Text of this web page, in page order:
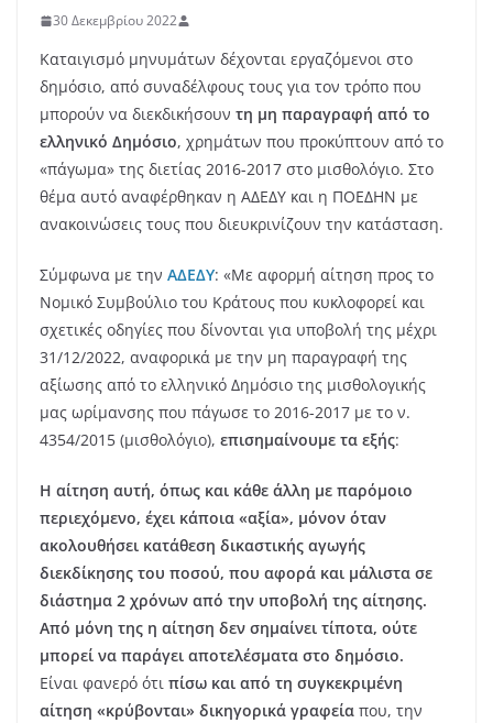
30 Δεκεμβρίου 2022
Καταιγισμό μηνυμάτων δέχονται εργαζόμενοι στο
δημόσιο, από συναδέλφους τους για τον τρόπο που
μπορούν να διεκδικήσουν τη μη παραγραφή από το
ελληνικό Δημόσιο, χρημάτων που προκύπτουν από το
«πάγωμα» της διετίας 2016-2017 στο μισθολόγιο. Στο
θέμα αυτό αναφέρθηκαν η ΑΔΕΔΥ και η ΠΟΕΔΗΝ με
ανακοινώσεις τους που διευκρινίζουν την κατάσταση.
Σύμφωνα με την ΑΔΕΔΥ: «Με αφορμή αίτηση προς το
Νομικό Συμβούλιο του Κράτους που κυκλοφορεί και
σχετικές οδηγίες που δίνονται για υποβολή της μέχρι
31/12/2022, αναφορικά με την μη παραγραφή της
αξίωσης από το ελληνικό Δημόσιο της μισθολογικής
μας ωρίμανσης που πάγωσε το 2016-2017 με το ν.
4354/2015 (μισθολόγιο), επισημαίνουμε τα εξής:
Η αίτηση αυτή, όπως και κάθε άλλη με παρόμοιο
περιεχόμενο, έχει κάποια «αξία», μόνον όταν
ακολουθήσει κατάθεση δικαστικής αγωγής
διεκδίκησης του ποσού, που αφορά και μάλιστα σε
διάστημα 2 χρόνων από την υποβολή της αίτησης.
Από μόνη της η αίτηση δεν σημαίνει τίποτα, ούτε
μπορεί να παράγει αποτελέσματα στο δημόσιο.
Είναι φανερό ότι πίσω και από τη συγκεκριμένη
αίτηση «κρύβονται» δικηγορικά γραφεία που, την